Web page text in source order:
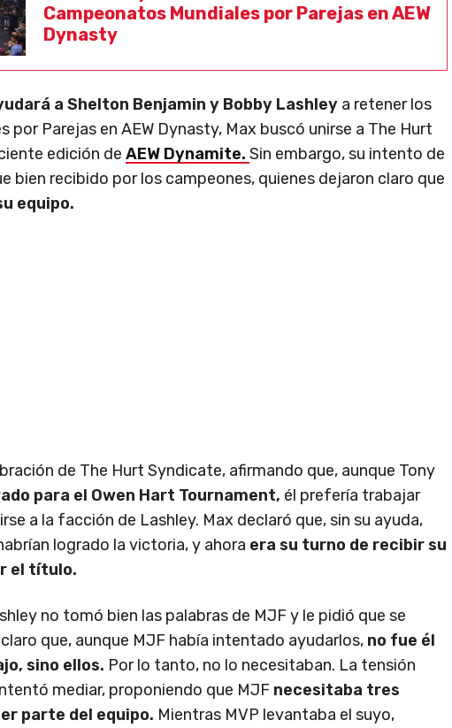
Campeonatos Mundiales por Parejas en AEW
Dynasty
a Shelton Benjamin y Bobby Lashley a retener los
por Parejas en AEW Dynasty, Max buscó unirse a The Hurt
edición de AEW Dynamite. Sin embargo, su intento de
bien recibido por los campeones, quienes dejaron claro que
equipo.
de The Hurt Syndicate, afirmando que, aunque Tony
para el Owen Hart Tournament, él prefería trabajar
a la facción de Lashley. Max declaró que, sin su ayuda,
logrado la victoria, y ahora era su turno de recibir su
el título.
no tomó bien las palabras de MJF y le pidió que se
que, aunque MJF había intentado ayudarlos, no fue él
sino ellos. Por lo tanto, no lo necesitaban. La tensión
mediar, proponiendo que MJF necesitaba tres
parte del equipo. Mientras MVP levantaba el suyo,